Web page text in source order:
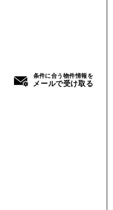
条件に合う物件情報を
メールで受け取る